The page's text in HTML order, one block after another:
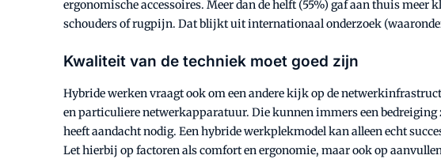
ergonomische accessoires. Meer dan de helft (55%) gaf aan thuis
schouders of rugpijn. Dat blijkt uit internationaal onderzoek
Kwaliteit van de techniek moet goed zijn
Hybride werken vraagt ook om een andere kijk op de
en particuliere netwerkapparatuur. Die kunnen immers een
heeft aandacht nodig. Een hybride werkplekmodel kan alleen echt
Let hierbij op factoren als comfort en ergonomie, maar ook op